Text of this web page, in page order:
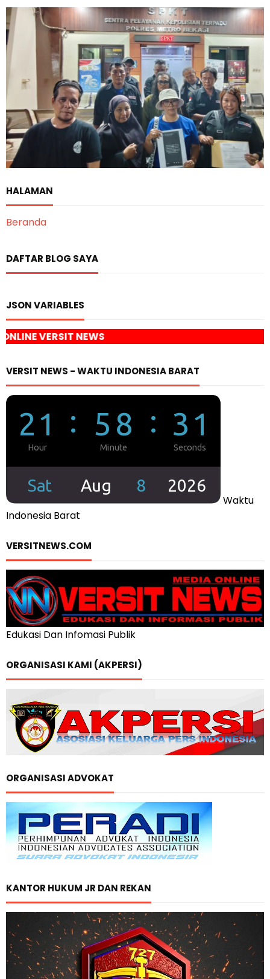
HALAMAN
Beranda
DAFTAR BLOG SAYA
JSON VARIABLES
VERSIT NEWS - WAKTU INDONESIA BARAT
Waktu
Indonesia Barat
VERSITNEWS.COM
Edukasi Dan Infomasi Publik
ORGANISASI KAMI (AKPERSI)
ORGANISASI ADVOKAT
KANTOR HUKUM JR DAN REKAN